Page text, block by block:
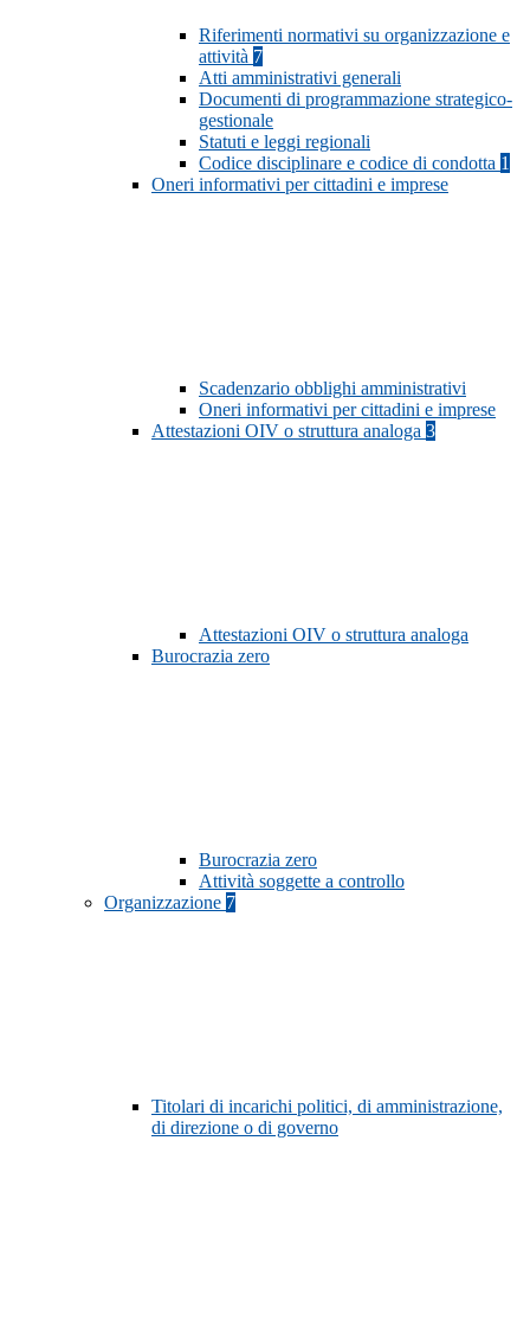
Riferimenti normativi su organizzazione e
attività 7
Atti amministrativi generali
Documenti di programmazione strategico-
gestionale
Statuti e leggi regionali
Codice disciplinare e codice di condotta 1
Oneri informativi per cittadini e imprese
Scadenzario obblighi amministrativi
Oneri informativi per cittadini e imprese
Attestazioni OIV o struttura analoga 3
Attestazioni OIV o struttura analoga
Burocrazia zero
Burocrazia zero
Attività soggette a controllo
Organizzazione 7
Titolari di incarichi politici, di amministrazione,
di direzione o di governo